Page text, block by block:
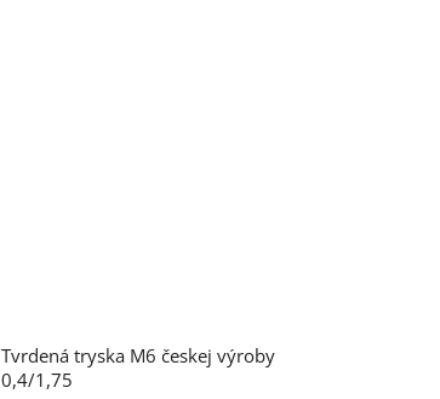
Tvrdená tryska M6 českej výroby
0,4/1,75